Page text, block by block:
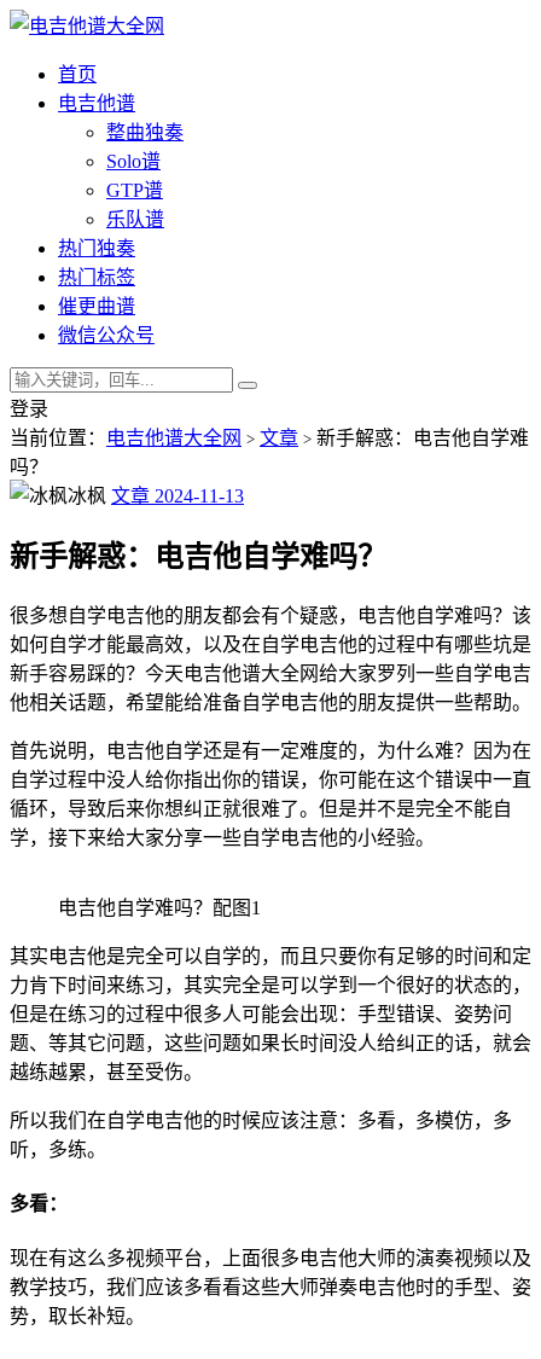
首页
电吉他谱
整曲独奏
Solo谱
GTP谱
乐队谱
热门独奏
热门标签
催更曲谱
微信公众号
登录
当前位置：
电吉他谱大全网 > 文章 > 新手解惑：电吉他自学难
吗？
冰枫 文章 2024-11-13
新手解惑：电吉他自学难吗？
很多想自学电吉他的朋友都会有个疑惑，电吉他自学难吗？该
如何自学才能最高效，以及在自学电吉他的过程中有哪些坑是
新手容易踩的？今天电吉他谱大全网给大家罗列一些自学电吉
他相关话题，希望能给准备自学电吉他的朋友提供一些帮助。
首先说明，电吉他自学还是有一定难度的，为什么难？因为在
自学过程中没人给你指出你的错误，你可能在这个错误中一直
循环，导致后来你想纠正就很难了。但是并不是完全不能自
学，接下来给大家分享一些自学电吉他的小经验。
电吉他自学难吗？配图1
其实电吉他是完全可以自学的，而且只要你有足够的时间和定
力肯下时间来练习，其实完全是可以学到一个很好的状态的，
但是在练习的过程中很多人可能会出现：手型错误、姿势问
题、等其它问题，这些问题如果长时间没人给纠正的话，就会
越练越累，甚至受伤。
所以我们在自学电吉他的时候应该注意：多看，多模仿，多
听，多练。
多看：
现在有这么多视频平台，上面很多电吉他大师的演奏视频以及
教学技巧，我们应该多看看这些大师弹奏电吉他时的手型、姿
势，取长补短。